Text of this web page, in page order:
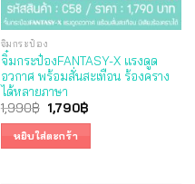
จิ๋มกระป๋อง
จิ๋มกระป๋องFANTASY-X แรงดูด
อวกาศ พร้อมสั่นสะเทือน ร้องคราง
ได้หลายภาษา
1,990฿ Original
price
was:
1,990฿.
1,790฿Current
หยิบใส่ตะกร้า